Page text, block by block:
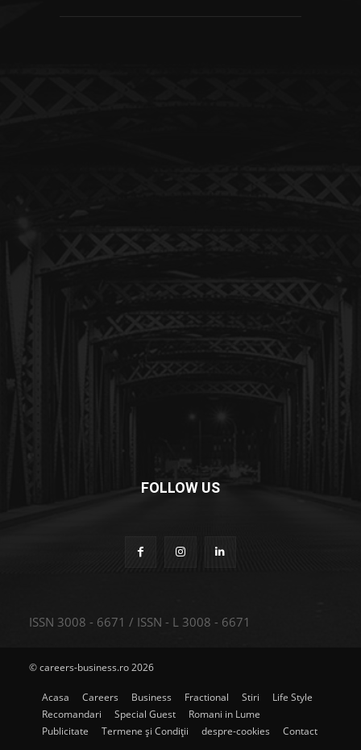
FOLLOW US
ISSN 3008 - 6671 / ISSN - L 3008 - 6671
© careers-business.ro 2026
Acasa Careers Business Fractional Stiri
Life Style
Recomandari
Special Guest
Romani in Lume
Publicitate
Termene și Condiții despre-cookies Contact